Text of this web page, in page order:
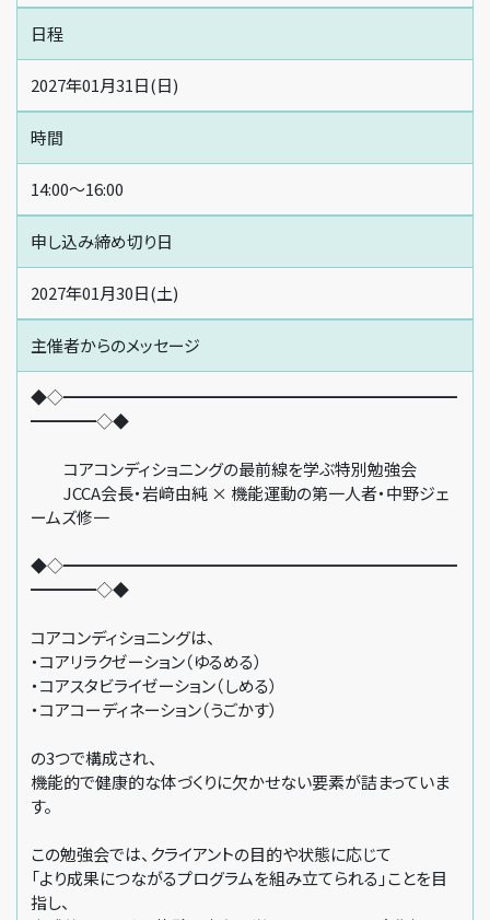
日程
2027年01月31日(日)
時間
14:00～16:00
申し込み締め切り日
2027年01月30日(土)
主催者からのメッセージ
◆◇━━━━━━━━━━━━━━━━━━━━━━━━
━━━━◇◆
コアコンディショニングの最前線を学ぶ特別勉強会
JCCA会長・岩﨑由純 × 機能運動の第一人者・中野ジェ
ームズ修一
◆◇━━━━━━━━━━━━━━━━━━━━━━━━
━━━━◇◆
コアコンディショニングは、
・コアリラクゼーション（ゆるめる）
・コアスタビライゼーション（しめる）
・コアコーディネーション（うごかす）
の3つで構成され、
機能的で健康的な体づくりに欠かせない要素が詰まっていま
す。
この勉強会では、クライアントの目的や状態に応じて
「より成果につながるプログラムを組み立てられる」ことを目
指し、